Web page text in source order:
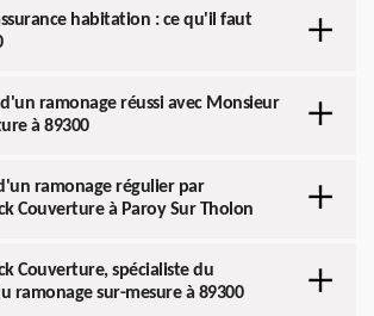
habitation : ce qu'il faut
d'un ramonage réussi avec Monsieur
à 89300
ramonage régulier par
Couverture à Paroy Sur Tholon
Couverture, spécialiste du
ramonage sur-mesure à 89300